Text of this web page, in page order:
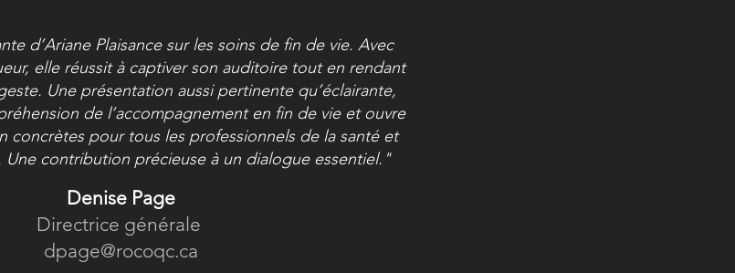
d’Ariane Plaisance sur les soins de fin de vie. Avec
elle réussit à captiver son auditoire tout en rendant
Une présentation aussi pertinente qu’éclairante,
de l’accompagnement en fin de vie et ouvre
concrètes pour tous les professionnels de la santé et
Une contribution précieuse à un dialogue essentiel."
Denise Page
Directrice générale
dpage@rocoqc.ca